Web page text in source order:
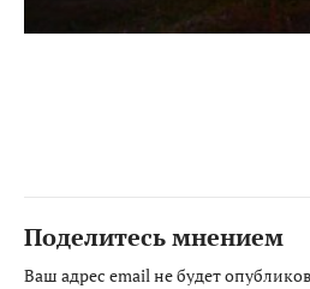
Поделитесь мнением
Ваш адрес email не будет